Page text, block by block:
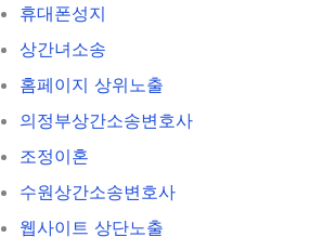
휴대폰성지
상간녀소송
홈페이지 상위노출
의정부상간소송변호사
조정이혼
수원상간소송변호사
웹사이트 상단노출